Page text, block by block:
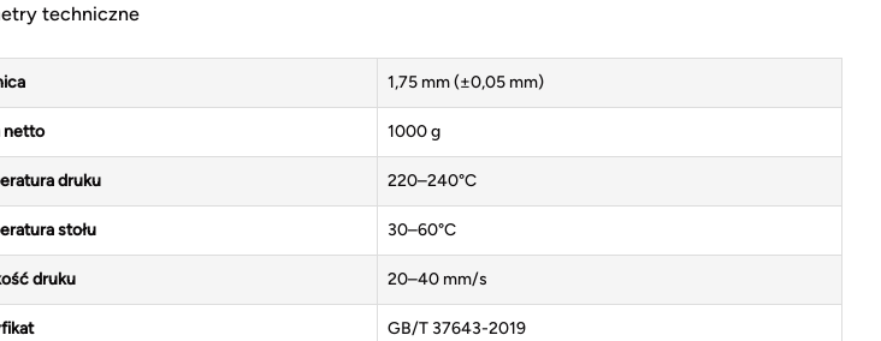
techniczne
1,75 mm (±0,05 mm)
netto 1000 g
druku 220–240°C
stołu 30–60°C
druku 20–40 mm/s
GB/T 37643-2019